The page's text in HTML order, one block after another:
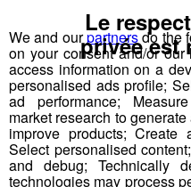
Bun J Ride
anglaise dusaut à
auquel s'ajoute le "ride"
avec au milieu le "J" de
Écoutez l'interview de
mp3
We and ourpartnersdo the
on your consent and/or
access information on a
personalised ads profile;
ad performance;
market research to
improve products; Create
Select personalised
and debug; Technically
technologies may process
Le
privée est